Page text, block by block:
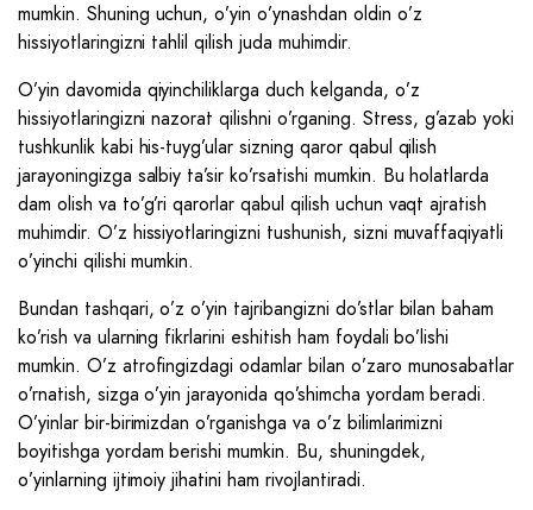
mumkin. Shuning uchun, o’yin o’ynashdan oldin o’z
hissiyotlaringizni tahlil qilish juda muhimdir.
O’yin davomida qiyinchiliklarga duch kelganda, o’z
hissiyotlaringizni nazorat qilishni o’rganing. Stress, g’azab yoki
tushkunlik kabi his-tuyg’ular sizning qaror qabul qilish
jarayoningizga salbiy ta’sir ko’rsatishi mumkin. Bu holatlarda
dam olish va to’g’ri qarorlar qabul qilish uchun vaqt ajratish
muhimdir. O’z hissiyotlaringizni tushunish, sizni muvaffaqiyatli
o’yinchi qilishi mumkin.
Bundan tashqari, o’z o’yin tajribangizni do’stlar bilan baham
ko’rish va ularning fikrlarini eshitish ham foydali bo’lishi
mumkin. O’z atrofingizdagi odamlar bilan o’zaro munosabatlar
o’rnatish, sizga o’yin jarayonida qo’shimcha yordam beradi.
O’yinlar bir-birimizdan o’rganishga va o’z bilimlarimizni
boyitishga yordam berishi mumkin. Bu, shuningdek,
o’yinlarning ijtimoiy jihatini ham rivojlantiradi.